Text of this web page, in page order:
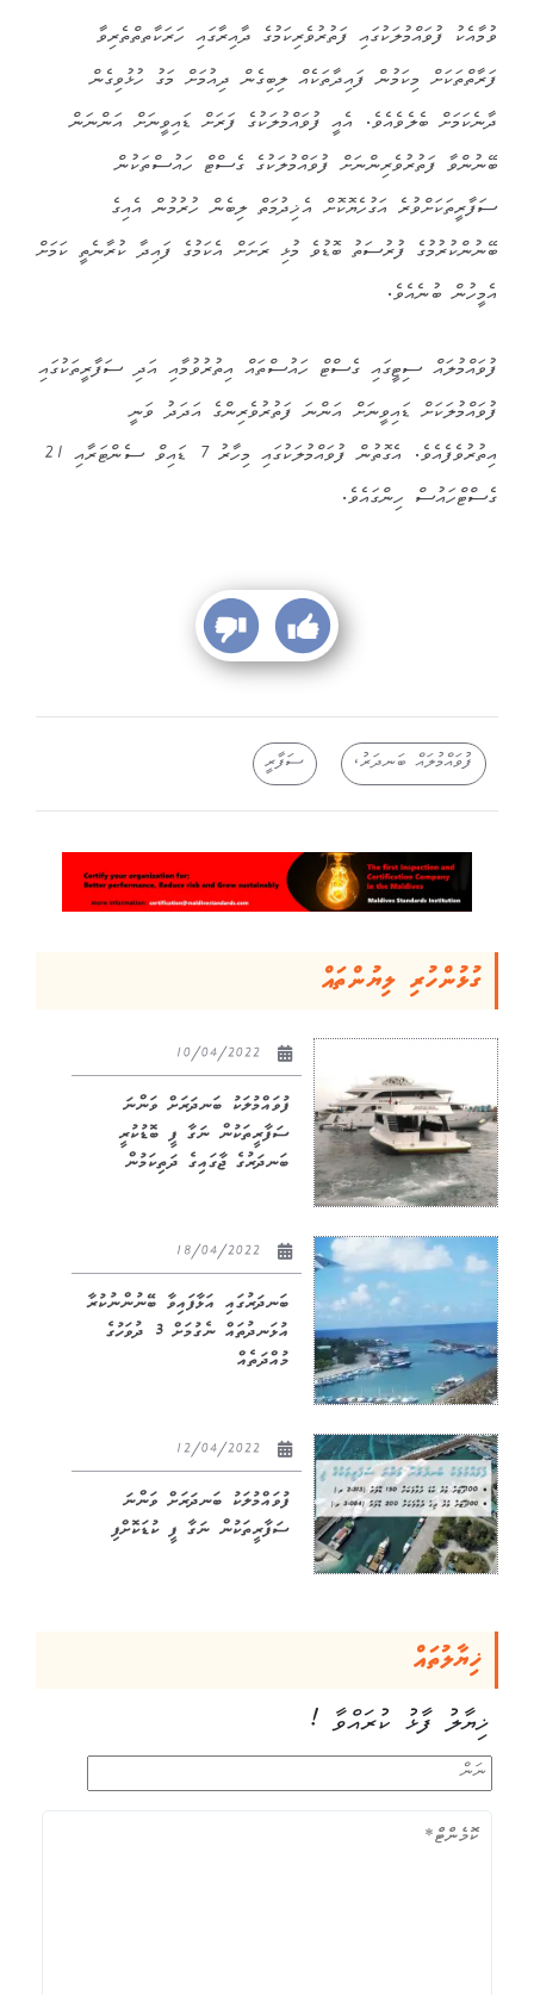
ވުމާއެކު ފުވައްމުލަކުގައި ފަތުރުވެރިކަމުގެ ދާއިރާގައި ހަރަކާތތްތެރިވާ
ފަރާތްތަކަށް މިކަމުން ފައިދާތަކެއް ލިބިގެން ދިއުމަށް މަގު ހުޅުވިގެން
ދާނެކަމަށް ބެލެވެއެވެ. އެއީ ފުވައްމުލަކުގެ ފަރަށް ޑައިވީނަށް އަންނަން
ބޭނުންވާ ފަތުރުވެރިންނަށް ފުވައްމުލަކުގެ ގެސްޓް ހައުސްތަކުން
ސަފާރީތަކަށްވުރެ އަގުހެޔޮކޮށް އެޚިދުމަތް ލިބެން ހުރުމުން އެއިގެ
ބޭނުންކުރުމުގެ ފުރުސަތު ބޮޑުވެ މުޅި ރަށަށް އެކަމުގެ ފައިދާ ކުރާނެތީ ކަމަށް
އެމީހުން ބުނެއެވެ.
ފުވައްމުލައް ސިޓީގައި ގެސްޓް ހައުސްތައް އިތުރުވުމާއި އަދި ސަފާރީތަކުގައި
ފުވައްމުލަކަށް ޑައިވީނަށް އަންނަ ފަތުރުވެރިންގެ އަދަދު ވަނީ
އިތުރުވެފެއެވެ. އެގޮތުން ފުވައްމުލަކުގައި މިހާރު 7 ޑައިވް ސެންޓަރާއި 21
ގެސްޓްހައުސް ހިންގައެވެ.
ފުވައްމުލައް ބަނދަރު، ސަފާރީ
ގުޅުންހުރި ލިޔުންތައް
ފުވައްމުލަކު ބަނދަރަށް ވަންނަ
ސަފާރީތަކުން ނަގާ ފީ ބޮޑުކުރީ
ބަނދަރުގެ ޖާގައިގެ ދަތިކަމުން
ބަނދަރުގައި އަޅާފައިވާ ބޭނުންނުކުރާ
އުޅަނދުތައް ނެގުމަށް 3 ދުވަހުގެ
މުއްދަތެއް
ފުވައްމުލަކު ބަނދަރަށް ވަންނަ
ސަފާރީތަކުން ނަގާ ފީ ކުޑަކޮށްފި
ޚިޔާލުތައް
ޚިޔާލު ފާޅު ކުރައްވާ !